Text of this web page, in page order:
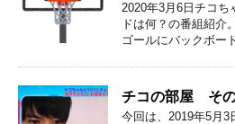
2020年3月6日チコ
ドは何？の番組紹介
ゴールにバックボー
チコの部屋 そ
今回は、2019年5月3